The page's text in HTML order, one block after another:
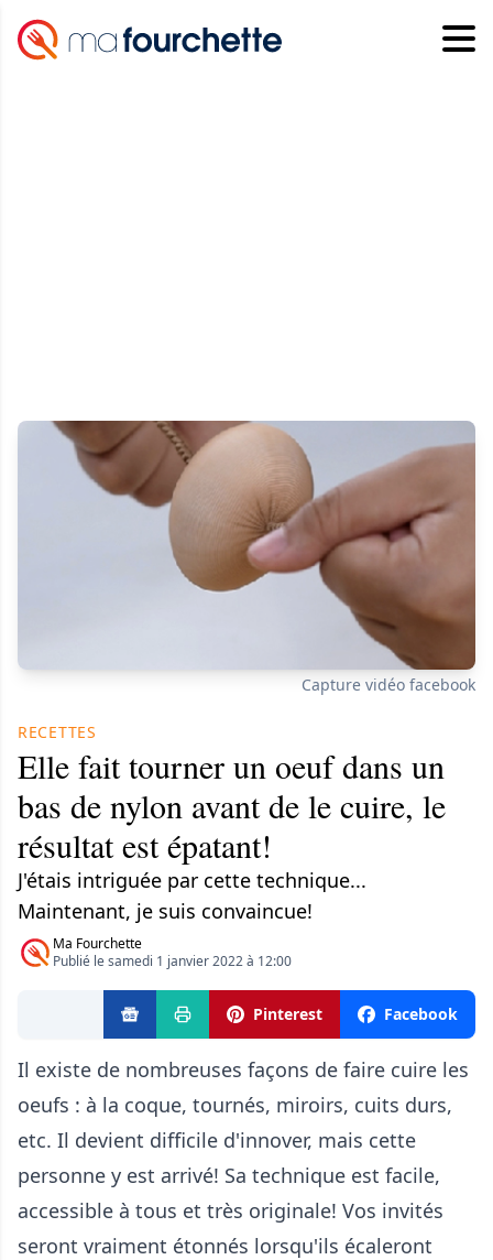
Capture vidéo facebook
RECETTES
Elle fait tourner un oeuf dans un
bas de nylon avant de le cuire, le
résultat est épatant!
J'étais intriguée par cette technique...
Maintenant, je suis convaincue!
Ma Fourchette
Publié le samedi 1 janvier 2022 à 12:00
Pinterest Facebook
Il existe de nombreuses façons de faire cuire les
oeufs : à la coque, tournés, miroirs, cuits durs,
etc. Il devient difficile d'innover, mais cette
personne y est arrivé! Sa technique est facile,
accessible à tous et très originale! Vos invités
seront vraiment étonnés lorsqu'ils écaleront